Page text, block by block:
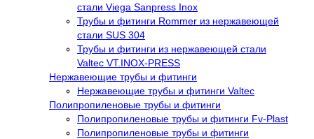
стали Viega Sanpress Inox
Трубы и фитинги Rommer из нержавеющей
стали SUS 304
Трубы и фитинги из нержавеющей стали
Valtec VT.INOX-PRESS
Нержавеющие трубы и фитинги
Нержавеющие трубы и фитинги Valtec
Полипропиленовые трубы и фитинги
Полипропиленовые трубы и фитинги Fv-Plast
Полипропиленовые трубы и фитинги